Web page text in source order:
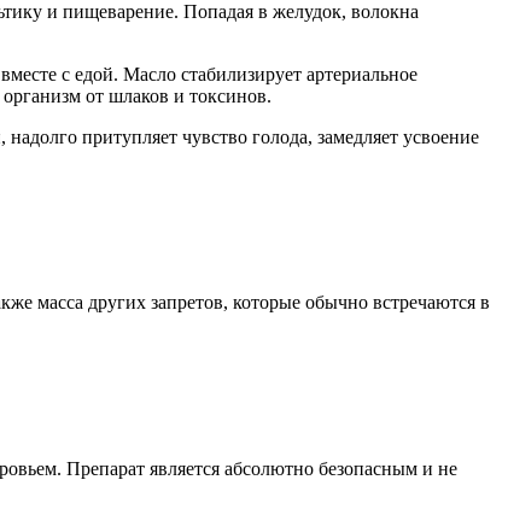
и пищеварение. Попадая в желудок, волокна
с едой. Масло стабилизирует артериальное
от шлаков и токсинов.
притупляет чувство голода, замедляет усвоение
масса других запретов, которые обычно встречаются в
Препарат является абсолютно безопасным и не